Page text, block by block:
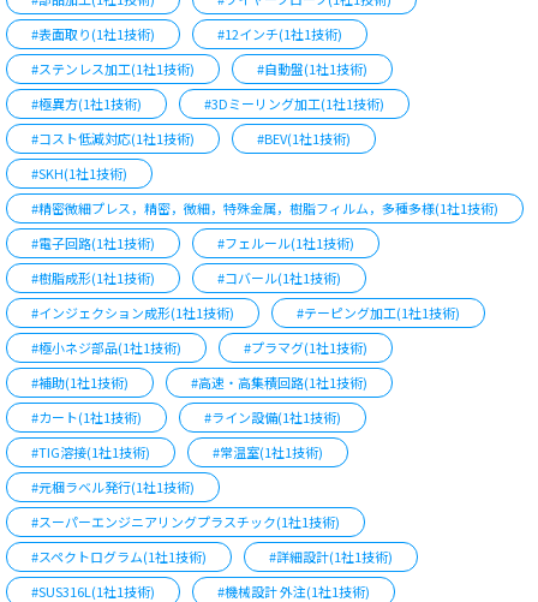
#表面取り(1社1技術)
#12インチ(1社1技術)
#ステンレス加工(1社1技術)
#自動盤(1社1技術)
#極異方(1社1技術)
#3Dミーリング加工(1社1技術)
#コスト低減対応(1社1技術)
#BEV(1社1技術)
#SKH(1社1技術)
#精密微細プレス，精密，微細，特殊金属，樹脂フィルム，多種多様(1社1技術)
#電子回路(1社1技術)
#フェルール(1社1技術)
#樹脂成形(1社1技術)
#コバール(1社1技術)
#インジェクション成形(1社1技術)
#テーピング加工(1社1技術)
#極小ネジ部品(1社1技術)
#プラマグ(1社1技術)
#補助(1社1技術)
#高速・高集積回路(1社1技術)
#カート(1社1技術)
#ライン設備(1社1技術)
#TIG溶接(1社1技術)
#常温室(1社1技術)
#元梱ラベル発行(1社1技術)
#スーパーエンジニアリングプラスチック(1社1技術)
#スペクトログラム(1社1技術)
#詳細設計(1社1技術)
#SUS316L(1社1技術)
#機械設計 外注(1社1技術)